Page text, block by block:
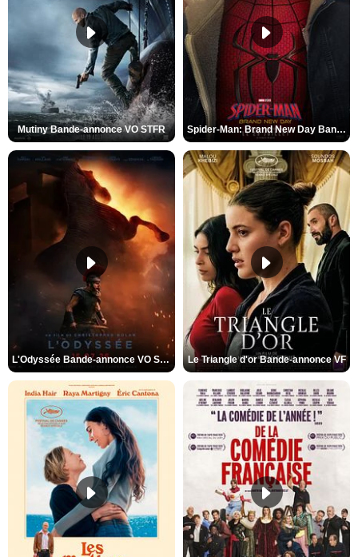
Mutiny Bande-annonce VO STFR Spider-Man: Brand New Day Bande-annonce VO STFR
L'Odyssée Bande-annonce VO STFR Le Triangle d'or Bande-annonce VF